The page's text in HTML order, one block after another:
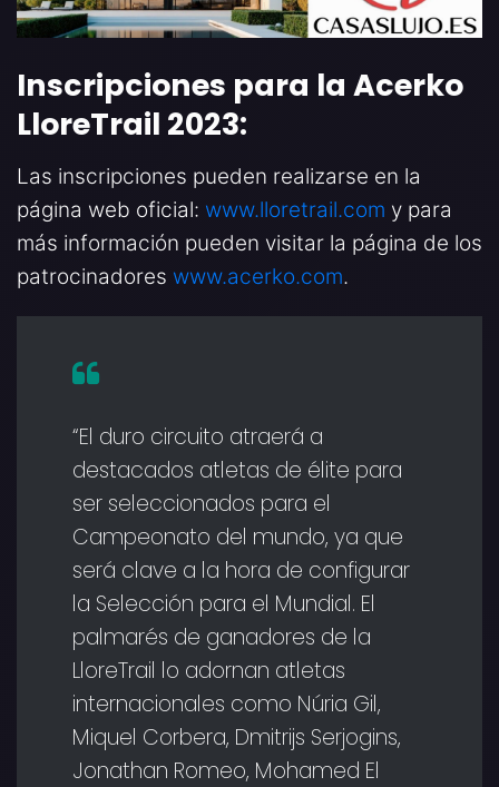
Inscripciones para la Acerko
LloreTrail 2023:
Las inscripciones pueden realizarse en la
página web oficial: www.lloretrail.com y para
más información pueden visitar la página de los
patrocinadores www.acerko.com.
“El duro circuito atraerá a
destacados atletas de élite para
ser seleccionados para el
Campeonato del mundo, ya que
será clave a la hora de configurar
la Selección para el Mundial. El
palmarés de ganadores de la
LloreTrail lo adornan atletas
internacionales como Núria Gil,
Miquel Corbera, Dmitrijs Serjogins,
Jonathan Romeo, Mohamed El